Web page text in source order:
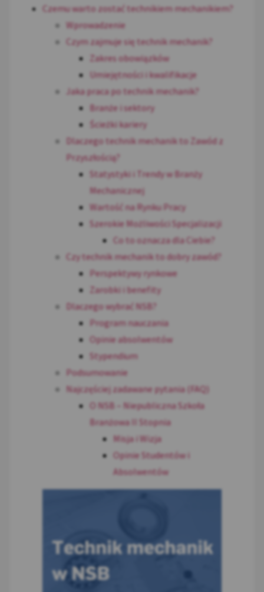
Czemu warto zostać technikiem mechanikiem?
Wprowadzenie
Czym zajmuje się technik mechanik?
Zakres obowiązków
Umiejętności i kwalifikacje
Jaka praca po technik mechanik?
Branże i sektory
Ścieżki kariery
Dlaczego technik mechanik to Zawód z
Przyszłością?
Statystyki i Trendy w Branży
Mechanicznej
Wartość na Rynku Pracy
Szerokie Możliwości Specjalizacji
Co to oznacza dla Ciebie?
Czy technik mechanik to dobry zawód?
Perspektywy rynkowe
Zarobki i benefity
Dlaczego wybrać NSB?
Program nauczania
Opinie absolwentów
Stypendium
Podsumowanie
Najczęściej zadawane pytania (FAQ)
O NSB – Niepubliczna Szkoła
Branżowa II Stopnia
Misja i Wizja
Opinie Studentów i
Absolwentów